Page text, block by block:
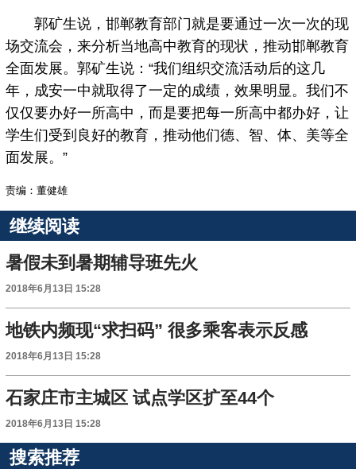
郭矿生说，邯郸教育部门就是要通过一次一次的现
场交流会，来分析当地高中教育的现状，推动邯郸教育
全面发展。郭矿生说：“我们组织交流活动后的这几
年，成安一中就取得了一定的成绩，效果明显。我们不
仅仅要办好一所高中，而是要把每一所高中都办好，让
学生们受到良好的教育，推动他们德、智、体、美等全
面发展。”
责编：董健雄
继续阅读
暑假未到暑期辅导班先火
2018年6月13日 15:28
地铁内频现“求扫码” 很多乘客表示反感
2018年6月13日 15:28
石家庄市主城区 试点学区扩至44个
2018年6月13日 15:28
搜索推荐